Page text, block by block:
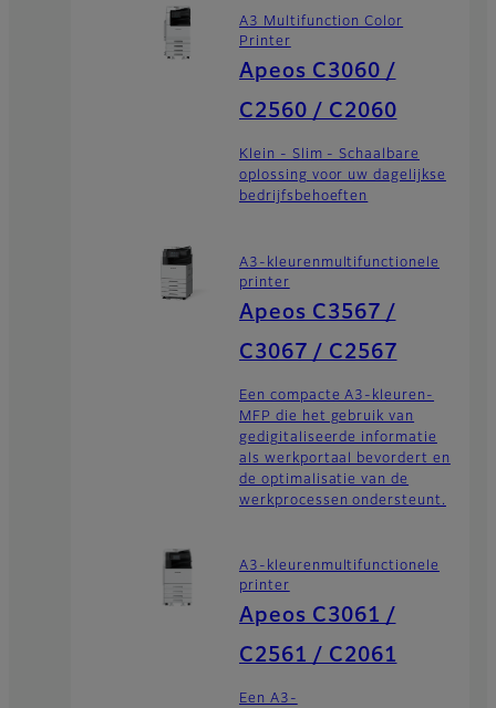
A3 Multifunction Color
Printer
Apeos C3060 /
C2560 / C2060
Klein - Slim - Schaalbare
oplossing voor uw dagelijkse
bedrijfsbehoeften
A3-kleurenmultifunctionele
printer
Apeos C3567 /
C3067 / C2567
Een compacte A3-kleuren-
MFP die het gebruik van
gedigitaliseerde informatie
als werkportaal bevordert en
de optimalisatie van de
werkprocessen ondersteunt.
A3-kleurenmultifunctionele
printer
Apeos C3061 /
C2561 / C2061
Een A3-